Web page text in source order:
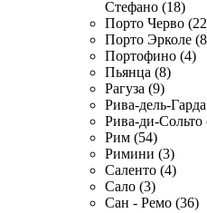
Стефано (18)
Порто Черво
Порто Эрколе
Портофино (4)
Пьянца (8)
Рагуза (9)
Рива-дель-
Рива-ди-Сольто
Рим (54)
Римини (3)
Саленто (4)
Сало (3)
Сан - Ремо (36)